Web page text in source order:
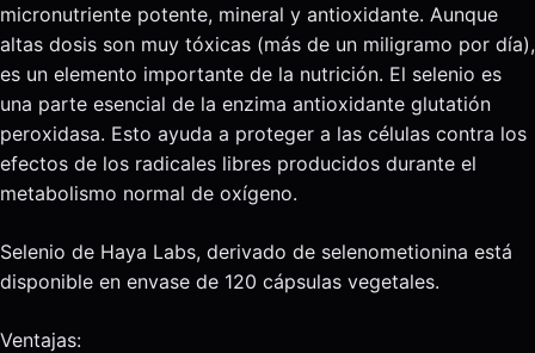
micronutriente potente, mineral y antioxidante. Aunque
altas dosis son muy tóxicas (más de un miligramo por día),
es un elemento importante de la nutrición. El selenio es
una parte esencial de la enzima antioxidante glutatión
peroxidasa. Esto ayuda a proteger a las células contra los
efectos de los radicales libres producidos durante el
metabolismo normal de oxígeno.
Selenio de Haya Labs, derivado de selenometionina está
disponible en envase de 120 cápsulas vegetales.
Ventajas: